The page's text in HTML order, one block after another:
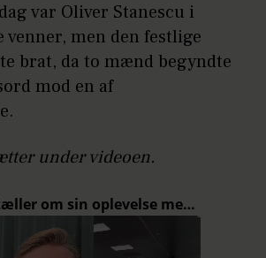
var Oliver Stanescu i
venner, men den festlige
brat, da to mænd begyndte
mod en af
under videoen.